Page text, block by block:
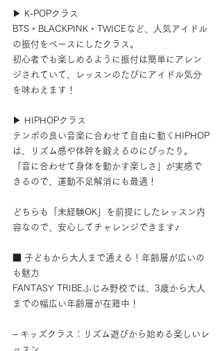
▶ K-POPクラス
BTS・BLACKPINK・TWICEなど、人気アイドル
の振付をベースにしたクラス。
初心者でも楽しめるように振付は簡単にアレン
ジされていて、レッスンのたびにアイドル気分
を味わえます！
▶ HIPHOPクラス
テンポの良い音楽に合わせて自由に動くHIPHOP
は、リズム感や体幹を鍛えるのにぴったり。
「音に合わせて身体を動かす楽しさ」が実感で
きるので、運動不足解消にも最適！
どちらも「未経験OK」を前提にしたレッスン内
容なので、安心してチャレンジできます♪
■ 子どもから大人まで通える！年齢層が広いの
も魅力
FANTASY TRIBEふじみ野校では、3歳から大人
までの幅広い年齢層が在籍中！
– キッズクラス：リズム遊びから始める楽しいレ